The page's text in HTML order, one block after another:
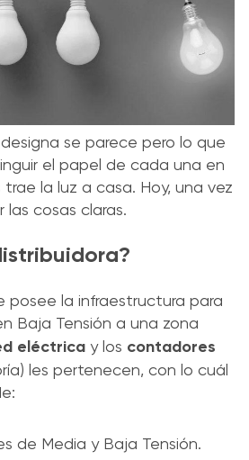
se parece pero lo que
el papel de cada una en
la luz a casa. Hoy, una vez
las cosas claras.
posee la infraestructura para
Baja Tensión a una zona
eléctrica y los contadores
les pertenecen, con lo cuál
de Media y Baja Tensión.